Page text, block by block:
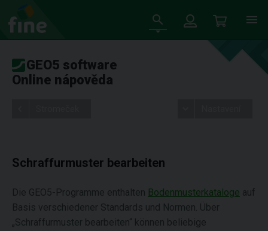
GEO5 software
Online nápověda
Schraffurmuster bearbeiten
Die GEO5-Programme enthalten Bodenmusterkataloge auf
Basis verschiedener Standards und Normen. Über
„Schraffurmuster bearbeiten“ können beliebige